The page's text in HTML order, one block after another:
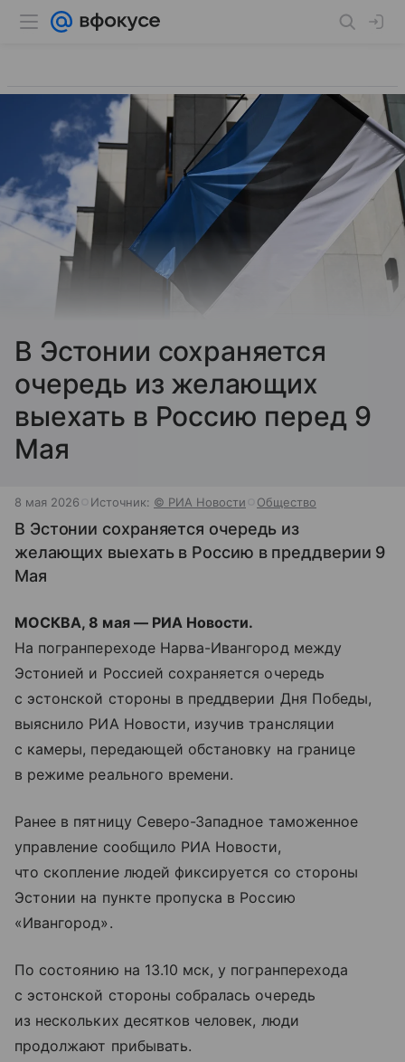
В Эстонии сохраняется
очередь из желающих
выехать в Россию перед 9
Мая
8 мая 2026 Источник: © РИА Новости Общество
В Эстонии сохраняется очередь из
желающих выехать в Россию в преддверии 9
Мая
МОСКВА, 8 мая — РИА Новости.
На погранпереходе Нарва-Ивангород между
Эстонией и Россией сохраняется очередь
с эстонской стороны в преддверии Дня Победы,
выяснило РИА Новости, изучив трансляции
с камеры, передающей обстановку на границе
в режиме реального времени.
Ранее в пятницу Северо-Западное таможенное
управление сообщило РИА Новости,
что скопление людей фиксируется со стороны
Эстонии на пункте пропуска в Россию
«Ивангород».
По состоянию на 13.10 мск, у погранперехода
с эстонской стороны собралась очередь
из нескольких десятков человек, люди
продолжают прибывать.